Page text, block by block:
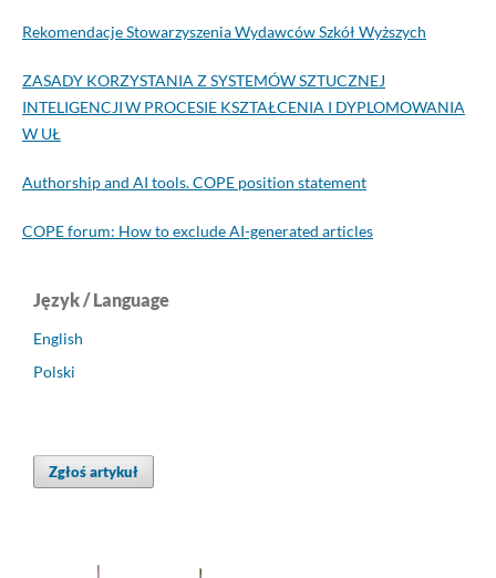
Rekomendacje Stowarzyszenia Wydawców Szkół Wyższych
ZASADY KORZYSTANIA Z SYSTEMÓW SZTUCZNEJ
INTELIGENCJI W PROCESIE KSZTAŁCENIA I DYPLOMOWANIA
W UŁ
Authorship and AI tools. COPE position statement
COPE forum: How to exclude AI-generated articles
Język / Language
English
Polski
Zgłoś artykuł